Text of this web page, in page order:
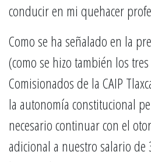
conducir en mi quehacer
Como se ha señalado en la
(como se hizo también los
Comisionados de la CAIP
la autonomía constitucional
necesario continuar con el
adicional a nuestro salario de